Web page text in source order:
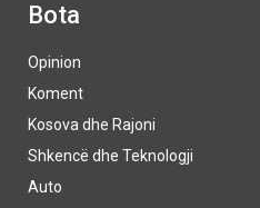
Bota
Opinion
Koment
Kosova dhe Rajoni
Shkencë dhe Teknologji
Auto